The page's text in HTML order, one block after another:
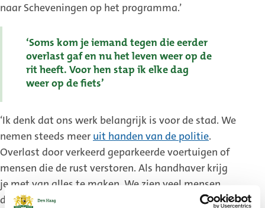
naar Scheveningen op het programma.’
‘Soms kom je iemand tegen die eerder
overlast gaf en nu het leven weer op de
rit heeft. Voor hen stap ik elke dag
weer op de fiets’
‘Ik denk dat ons werk belangrijk is voor de stad. We
nemen steeds meer uit handen van de politie.
Overlast door verkeerd geparkeerde voertuigen of
mensen die de rust verstoren. Als handhaver krijg
je met van alles te maken. We zien veel mensen
die op straat leven of een alcoholprobleem